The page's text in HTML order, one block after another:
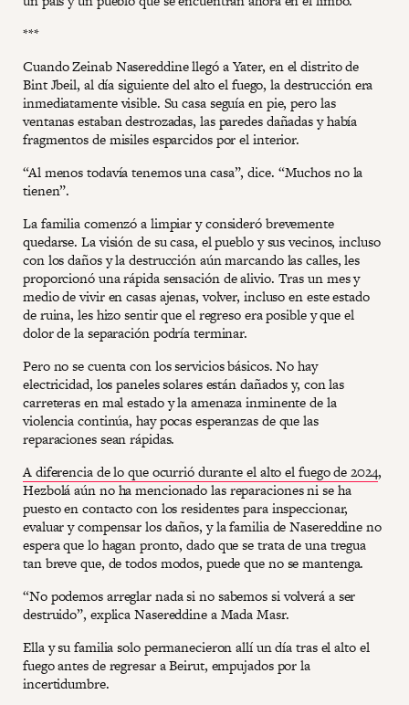
***
Cuando Zeinab Nasereddine llegó a Yater, en el distrito de
Bint Jbeil, al día siguiente del alto el fuego, la destrucción era
inmediatamente visible. Su casa seguía en pie, pero las
ventanas estaban destrozadas, las paredes dañadas y había
fragmentos de misiles esparcidos por el interior.
“Al menos todavía tenemos una casa”, dice. “Muchos no la
tienen”.
La familia comenzó a limpiar y consideró brevemente
quedarse. La visión de su casa, el pueblo y sus vecinos, incluso
con los daños y la destrucción aún marcando las calles, les
proporcionó una rápida sensación de alivio. Tras un mes y
medio de vivir en casas ajenas, volver, incluso en este estado
de ruina, les hizo sentir que el regreso era posible y que el
dolor de la separación podría terminar.
Pero no se cuenta con los servicios básicos. No hay
electricidad, los paneles solares están dañados y, con las
carreteras en mal estado y la amenaza inminente de la
violencia continúa, hay pocas esperanzas de que las
reparaciones sean rápidas.
A diferencia de lo que ocurrió durante el alto el fuego de 2024,
Hezbolá aún no ha mencionado las reparaciones ni se ha
puesto en contacto con los residentes para inspeccionar,
evaluar y compensar los daños, y la familia de Nasereddine no
espera que lo hagan pronto, dado que se trata de una tregua
tan breve que, de todos modos, puede que no se mantenga.
“No podemos arreglar nada si no sabemos si volverá a ser
destruido”, explica Nasereddine a Mada Masr.
Ella y su familia solo permanecieron allí un día tras el alto el
fuego antes de regresar a Beirut, empujados por la
incertidumbre.